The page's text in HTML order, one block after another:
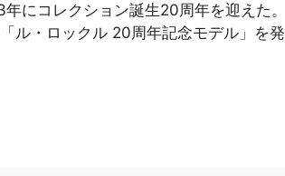
にコレクション誕生20周年を迎えた。
ル・ロックル 20周年記念モデル」を発